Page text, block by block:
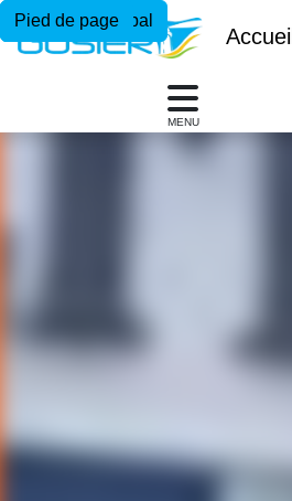
Menu principal
Contenu principal
Pied de page
Accueil
MENU